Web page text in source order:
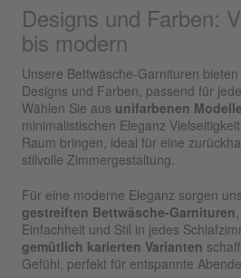
Designs und Farben:
bis modern
Unsere Bettwäsche-Garnituren
Designs und Farben, passend für
Wählen Sie aus unifarbenen
minimalistischen Eleganz
Raum bringen, ideal für eine
stilvolle Zimmergestaltung.
Für eine moderne Eleganz sorgen
gestreiften Bettwäsche-Garnituren
Einfachheit und Stil in jedes
gemütlich karierten Varianten
Gefühl, perfekt für entspannte